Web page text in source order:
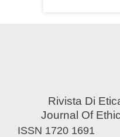
Rivista Di
Journal Of
ISSN 1720 1691